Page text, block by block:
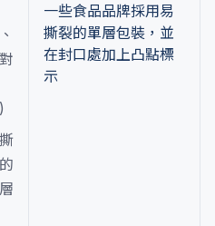
一些食品品牌採用易
撕裂的單層包裝，並
在封口處加上凸點標
示